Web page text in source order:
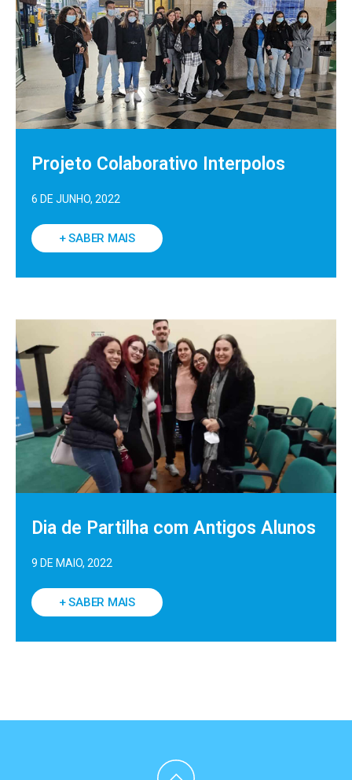
Projeto Colaborativo Interpolos
6 DE JUNHO, 2022
+ SABER MAIS
Dia de Partilha com Antigos Alunos
9 DE MAIO, 2022
+ SABER MAIS